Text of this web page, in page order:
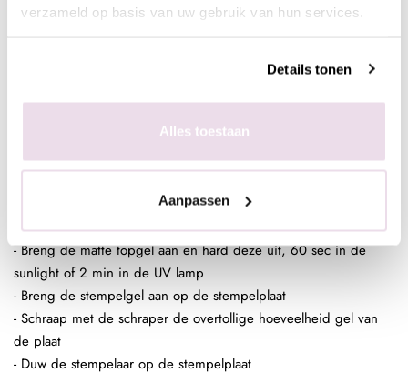
verzameld op basis van uw gebruik van hun services.
Details tonen
Alles toestaan
Aanpassen
- Plaats de stempelaar op de nagel
- Fixeer 10 sec in de lamp
- Breng een topcoat aan naar wens en hard deze uit,
Folie design op stempelgel
- Maak een ondergrond in kleur naar wens
- Breng de matte topgel aan en hard deze uit, 60 sec in de
sunlight of 2 min in de UV lamp
- Breng de stempelgel aan op de stempelplaat
- Schraap met de schraper de overtollige hoeveelheid gel van
de plaat
- Duw de stempelaar op de stempelplaat